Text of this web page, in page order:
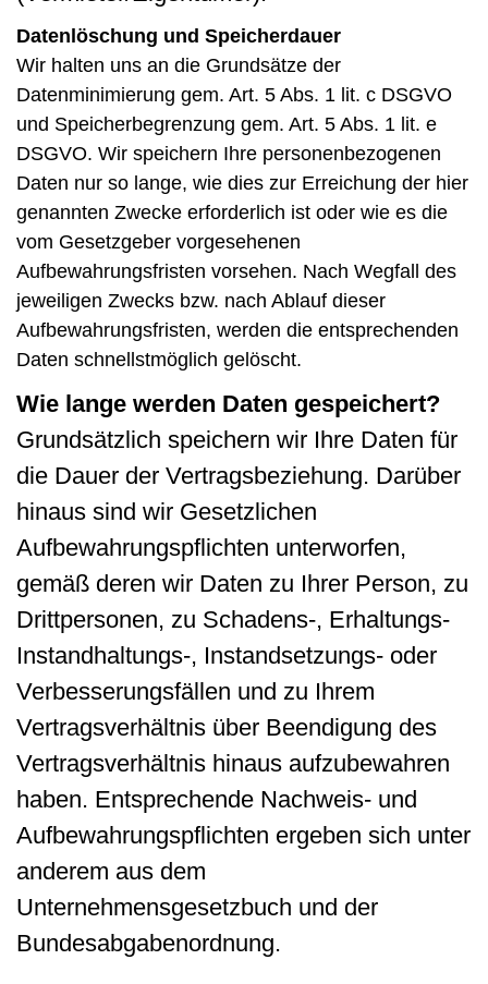
Datenlöschung und Speicherdauer
Wir halten uns an die Grundsätze der
Datenminimierung gem. Art. 5 Abs. 1 lit. c DSGVO
und Speicherbegrenzung gem. Art. 5 Abs. 1 lit. e
DSGVO. Wir speichern Ihre personenbezogenen
Daten nur so lange, wie dies zur Erreichung der hier
genannten Zwecke erforderlich ist oder wie es die
vom Gesetzgeber vorgesehenen
Aufbewahrungsfristen vorsehen. Nach Wegfall des
jeweiligen Zwecks bzw. nach Ablauf dieser
Aufbewahrungsfristen, werden die entsprechenden
Daten schnellstmöglich gelöscht.
Wie lange werden Daten gespeichert?
Grundsätzlich speichern wir Ihre Daten für
die Dauer der Vertragsbeziehung. Darüber
hinaus sind wir Gesetzlichen
Aufbewahrungspflichten unterworfen,
gemäß deren wir Daten zu Ihrer Person, zu
Drittpersonen, zu Schadens-, Erhaltungs-
Instandhaltungs-, Instandsetzungs- oder
Verbesserungsfällen und zu Ihrem
Vertragsverhältnis über Beendigung des
Vertragsverhältnis hinaus aufzubewahren
haben. Entsprechende Nachweis- und
Aufbewahrungspflichten ergeben sich unter
anderem aus dem
Unternehmensgesetzbuch und der
Bundesabgabenordnung.